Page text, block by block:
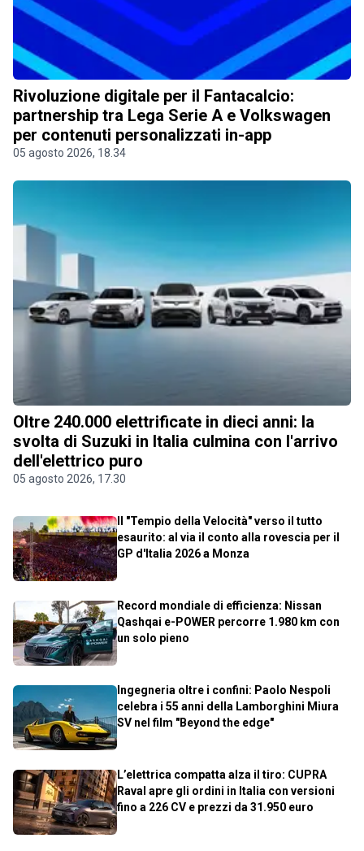
Rivoluzione digitale per il Fantacalcio:
partnership tra Lega Serie A e Volkswagen
per contenuti personalizzati in-app
05 agosto 2026, 18.34
Oltre 240.000 elettrificate in dieci anni: la
svolta di Suzuki in Italia culmina con l'arrivo
dell'elettrico puro
05 agosto 2026, 17.30
Il "Tempio della Velocità" verso il tutto
esaurito: al via il conto alla rovescia per il
GP d'Italia 2026 a Monza
Record mondiale di efficienza: Nissan
Qashqai e-POWER percorre 1.980 km con
un solo pieno
Ingegneria oltre i confini: Paolo Nespoli
celebra i 55 anni della Lamborghini Miura
SV nel film "Beyond the edge"
L’elettrica compatta alza il tiro: CUPRA
Raval apre gli ordini in Italia con versioni
fino a 226 CV e prezzi da 31.950 euro